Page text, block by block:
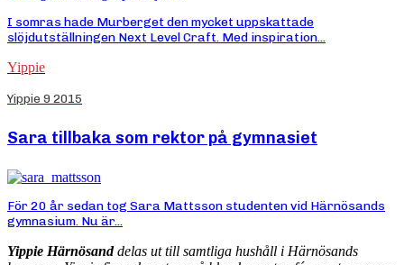
I somras hade Murberget den mycket uppskattade
slöjdutställningen Next Level Craft. Med inspiration...
Yippie
Yippie 9 2015
Sara tillbaka som rektor på gymnasiet
För 20 år sedan tog Sara Mattsson studenten vid Härnösands
gymnasium. Nu är...
Yippie Härnösanddelas ut till samtliga hushåll i Härnösands